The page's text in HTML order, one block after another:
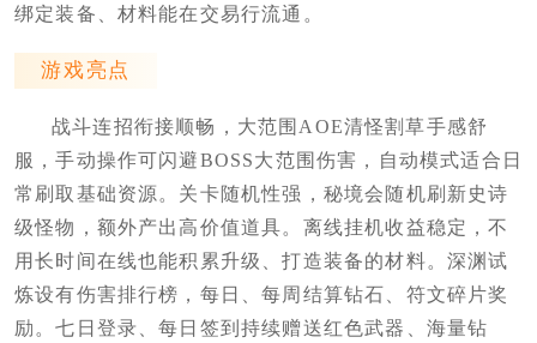
绑定装备、材料能在交易行流通。
游戏亮点
战斗连招衔接顺畅，大范围AOE清怪割草手感舒
服，手动操作可闪避BOSS大范围伤害，自动模式适合日
常刷取基础资源。关卡随机性强，秘境会随机刷新史诗
级怪物，额外产出高价值道具。离线挂机收益稳定，不
用长时间在线也能积累升级、打造装备的材料。深渊试
炼设有伤害排行榜，每日、每周结算钻石、符文碎片奖
励。七日登录、每日签到持续赠送红色武器、海量钻